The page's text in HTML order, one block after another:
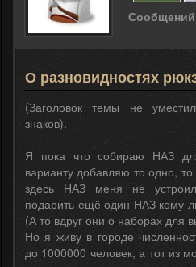
О разновидностях
(Заголовок темы не
знаков).
Я пока что собираю НАЗ
варианту добавляю то одно,
здесь НАЗ меня не
подарить ещё один НАЗ кому-
(А то вдруг они о наборах для
Но я живу в городе
до 1000000 человек, а тот из